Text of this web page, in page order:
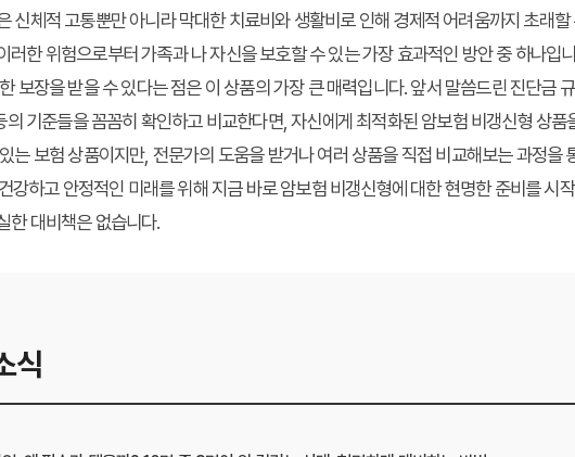
신체적 고통뿐만 아니라 막대한 치료비와 생활비로 인해 경제적 어려움까지 초래할
러한 위험으로부터 가족과 나 자신을 보호할 수 있는 가장 효과적인 방안 중 하나입
보장을 받을 수 있다는 점은 이 상품의 가장 큰 매력입니다. 앞서 말씀드린 진단금
의 기준들을 꼼꼼히 확인하고 비교한다면, 자신에게 최적화된 암보험 비갱신형 상품
는 보험 상품이지만, 전문가의 도움을 받거나 여러 상품을 직접 비교해보는 과정을
강하고 안정적인 미래를 위해 지금 바로 암보험 비갱신형에 대한 현명한 준비를 시
한 대비책은 없습니다.
식